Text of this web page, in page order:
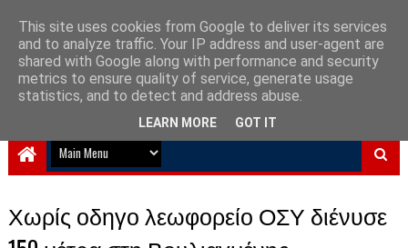
NewPlanet09
Ειδήσεις νέα από την Ελλάδα και τον κόσμο
Χωρίς οδηγο λεωφορείο ΟΣΥ διένυσε
This site uses cookies from Google to deliver its services
and to analyze traffic. Your IP address and user-agent are
shared with Google along with performance and security
metrics to ensure quality of service, generate usage
statistics, and to detect and address abuse.
LEARN MORE GOT IT